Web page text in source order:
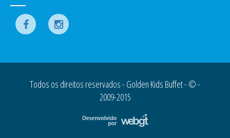
Todos os direitos reservados - Golden Kids Buffet - © -
2009-2015